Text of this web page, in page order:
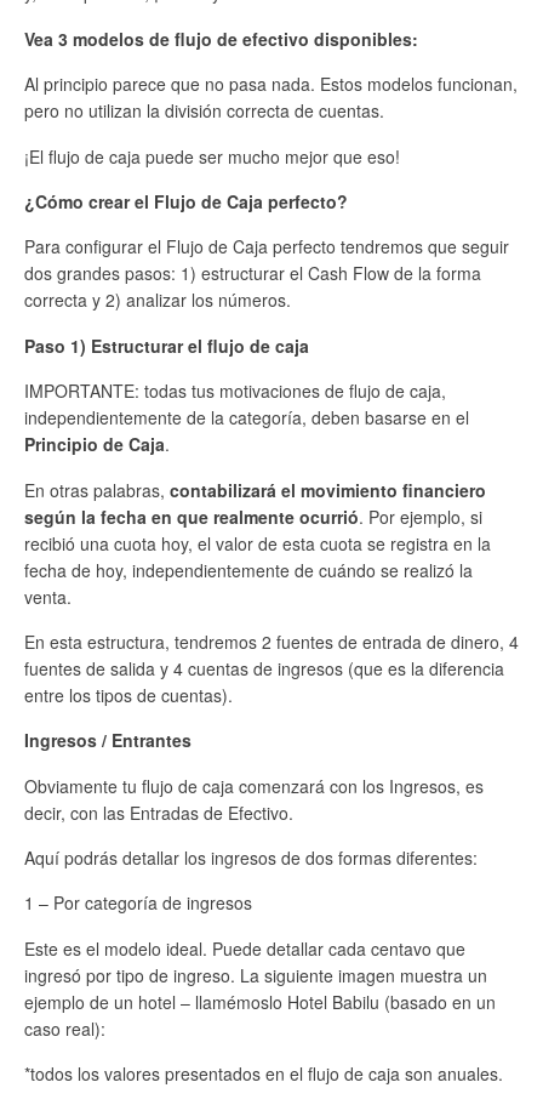
Vea 3 modelos de flujo de efectivo disponibles:
Al principio parece que no pasa nada. Estos modelos funcionan,
pero no utilizan la división correcta de cuentas.
¡El flujo de caja puede ser mucho mejor que eso!
¿Cómo crear el Flujo de Caja perfecto?
Para configurar el Flujo de Caja perfecto tendremos que seguir
dos grandes pasos: 1) estructurar el Cash Flow de la forma
correcta y 2) analizar los números.
Paso 1) Estructurar el flujo de caja
IMPORTANTE: todas tus motivaciones de flujo de caja,
independientemente de la categoría, deben basarse en el
Principio de Caja.
En otras palabras, contabilizará el movimiento financiero
según la fecha en que realmente ocurrió. Por ejemplo, si
recibió una cuota hoy, el valor de esta cuota se registra en la
fecha de hoy, independientemente de cuándo se realizó la
venta.
En esta estructura, tendremos 2 fuentes de entrada de dinero, 4
fuentes de salida y 4 cuentas de ingresos (que es la diferencia
entre los tipos de cuentas).
Ingresos / Entrantes
Obviamente tu flujo de caja comenzará con los Ingresos, es
decir, con las Entradas de Efectivo.
Aquí podrás detallar los ingresos de dos formas diferentes:
1 – Por categoría de ingresos
Este es el modelo ideal. Puede detallar cada centavo que
ingresó por tipo de ingreso. La siguiente imagen muestra un
ejemplo de un hotel – llamémoslo Hotel Babilu (basado en un
caso real):
*todos los valores presentados en el flujo de caja son anuales.